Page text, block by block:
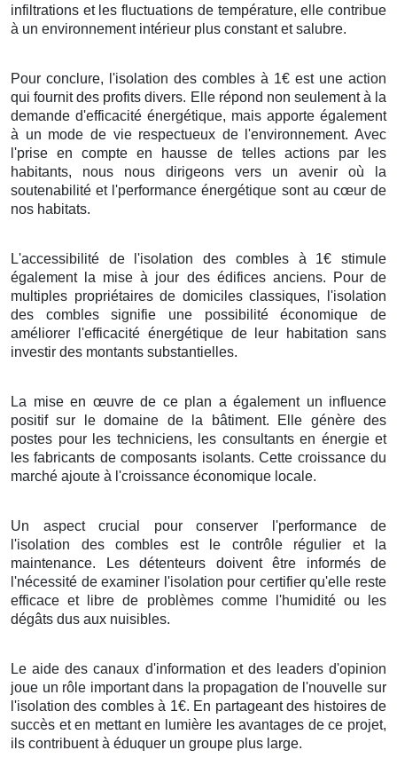
infiltrations et les fluctuations de température, elle contribue
à un environnement intérieur plus constant et salubre.
Pour conclure, l'isolation des combles à 1€ est une action
qui fournit des profits divers. Elle répond non seulement à la
demande d'efficacité énergétique, mais apporte également
à un mode de vie respectueux de l'environnement. Avec
l'prise en compte en hausse de telles actions par les
habitants, nous nous dirigeons vers un avenir où la
soutenabilité et l'performance énergétique sont au cœur de
nos habitats.
L'accessibilité de l'isolation des combles à 1€ stimule
également la mise à jour des édifices anciens. Pour de
multiples propriétaires de domiciles classiques, l'isolation
des combles signifie une possibilité économique de
améliorer l'efficacité énergétique de leur habitation sans
investir des montants substantielles.
La mise en œuvre de ce plan a également un influence
positif sur le domaine de la bâtiment. Elle génère des
postes pour les techniciens, les consultants en énergie et
les fabricants de composants isolants. Cette croissance du
marché ajoute à l'croissance économique locale.
Un aspect crucial pour conserver l'performance de
l'isolation des combles est le contrôle régulier et la
maintenance. Les détenteurs doivent être informés de
l'nécessité de examiner l'isolation pour certifier qu'elle reste
efficace et libre de problèmes comme l'humidité ou les
dégâts dus aux nuisibles.
Le aide des canaux d'information et des leaders d'opinion
joue un rôle important dans la propagation de l'nouvelle sur
l'isolation des combles à 1€. En partageant des histoires de
succès et en mettant en lumière les avantages de ce projet,
ils contribuent à éduquer un groupe plus large.